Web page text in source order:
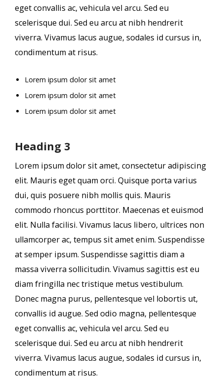
eget convallis ac, vehicula vel arcu. Sed eu
scelerisque dui. Sed eu arcu at nibh hendrerit
viverra. Vivamus lacus augue, sodales id cursus in,
condimentum at risus.
Lorem ipsum dolor sit amet
Lorem ipsum dolor sit amet
Lorem ipsum dolor sit amet
Heading 3
Lorem ipsum dolor sit amet, consectetur adipiscing
elit. Mauris eget quam orci. Quisque porta varius
dui, quis posuere nibh mollis quis. Mauris
commodo rhoncus porttitor. Maecenas et euismod
elit. Nulla facilisi. Vivamus lacus libero, ultrices non
ullamcorper ac, tempus sit amet enim. Suspendisse
at semper ipsum. Suspendisse sagittis diam a
massa viverra sollicitudin. Vivamus sagittis est eu
diam fringilla nec tristique metus vestibulum.
Donec magna purus, pellentesque vel lobortis ut,
convallis id augue. Sed odio magna, pellentesque
eget convallis ac, vehicula vel arcu. Sed eu
scelerisque dui. Sed eu arcu at nibh hendrerit
viverra. Vivamus lacus augue, sodales id cursus in,
condimentum at risus.